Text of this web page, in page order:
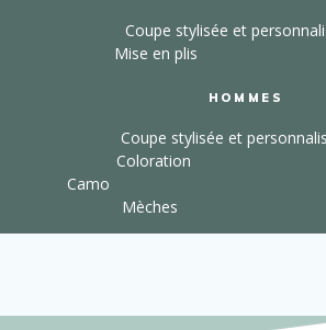
Coupe stylisée et
Mise en
HOMMES
Coupe stylisée et